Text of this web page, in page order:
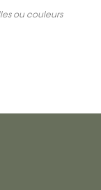
prix
ou couleurs